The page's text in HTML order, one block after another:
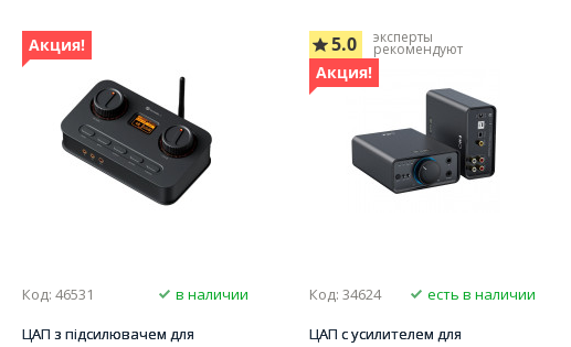
Акция!
Код: 46531
в наличии
ЦАП з підсилювачем для
5.0 эксперты
рекомендуют
Акция!
Код: 34624
есть в наличии
ЦАП с усилителем для